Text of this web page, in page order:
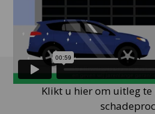
Klikt u hier om uitleg